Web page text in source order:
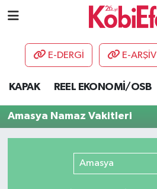
E-DERGİ E-ARŞİV
KAPAK REEL EKONOMİ/OSB
Amasya Namaz Vakitleri
Amasya
AKADEMİ
DESTEK-TEŞVİK